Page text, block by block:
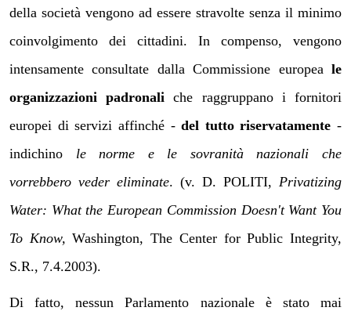
della società vengono ad essere stravolte senza il minimo
coinvolgimento dei cittadini. In compenso, vengono
intensamente consultate dalla Commissione europea le
organizzazioni padronaliche raggruppano i fornitori
europei di servizi affinché -del tutto riservatamente -
indichino le norme e le sovranità nazionali che
vorrebbero veder eliminate. (v. D. POLITI, Privatizing
Water: What the European Commission Doesn't Want You
To Know,Washington, The Center for Public Integrity,
S.R., 7.4.2003).
Di fatto, nessun Parlamento nazionale è stato mai